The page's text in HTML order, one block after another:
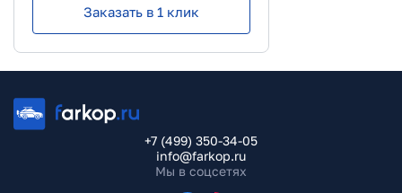
Заказать в 1 клик
+7 (499) 350-34-05
info@farkop.ru
Мы в соцсетях